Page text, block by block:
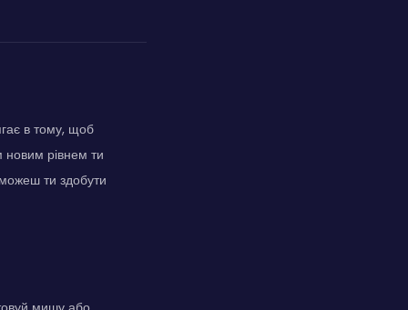
в тому, щоб
новим рівнем ти
ти здобути